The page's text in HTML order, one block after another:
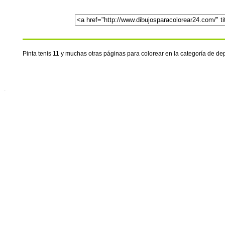
Pinta tenis 11 y muchas otras páginas para colorear en la categoría de
.